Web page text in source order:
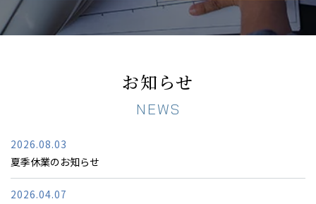
お知らせ
NEWS
2026.08.03
夏季休業のお知らせ
2026.04.07